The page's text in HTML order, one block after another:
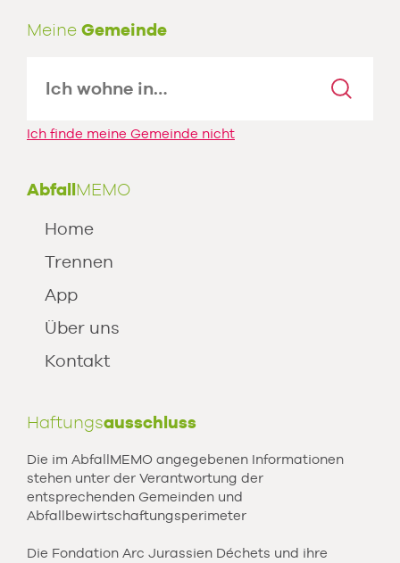
Meine Gemeinde
Ich finde meine Gemeinde nicht
AbfallMEMO
Home
Trennen
App
Über uns
Kontakt
Haftungsausschluss
Die im AbfallMEMO angegebenen Informationen
stehen unter der Verantwortung der
entsprechenden Gemeinden und
Abfallbewirtschaftungsperimeter
Die Fondation Arc Jurassien Déchets und ihre